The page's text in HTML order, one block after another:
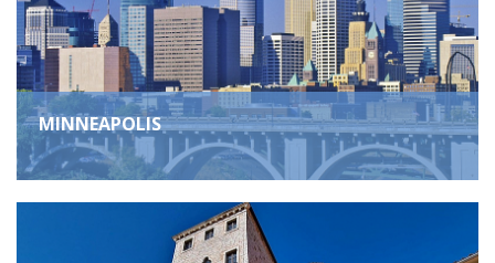
MINNEAPOLIS